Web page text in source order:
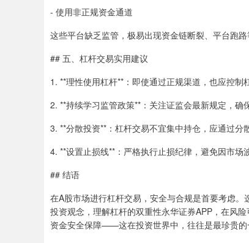
- 使用非正规资金通道
这些平台缺乏监管，极易出现资金链断裂、平台跑路
## 五、杠杆交易实用建议
1. **理性使用杠杆**：即使通过正规渠道，也应控制
2. **持续学习监管政策**：关注证监会最新规定，确
3. **分散投资**：杠杆交易不宜集中持仓，应通过分
4. **设置止损线**：严格执行止损纪律，避免因市场
## 结语
在A股市场进行杠杆交易，安全与合规是首要考虑
投资观念，理解杠杆的双重性永华证券APP，在风
资金安全保障——这在投资世界中，往往是最珍贵的